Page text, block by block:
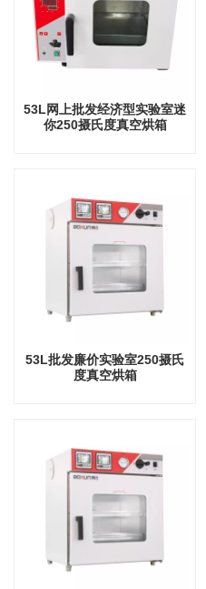
53L网上批发经济型实验室迷
你250摄氏度真空烘箱
53L批发廉价实验室250摄氏
度真空烘箱